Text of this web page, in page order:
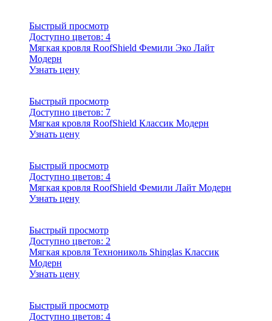
Быстрый просмотр
Доступно цветов: 4
Мягкая кровля RoofShield Фемили Эко Лайт
Модерн
Узнать цену
Быстрый просмотр
Доступно цветов: 7
Мягкая кровля RoofShield Классик Модерн
Узнать цену
Быстрый просмотр
Доступно цветов: 4
Мягкая кровля RoofShield Фемили Лайт Модерн
Узнать цену
Быстрый просмотр
Доступно цветов: 2
Мягкая кровля Технониколь Shinglas Классик
Модерн
Узнать цену
Быстрый просмотр
Доступно цветов: 4